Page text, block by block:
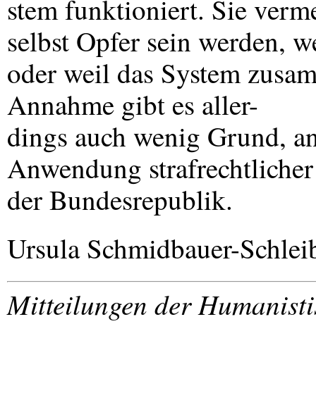
stem funktioniert. Sie
selbst Opfer sein werden,
oder weil das System
Annahme gibt es aller-
dings auch wenig Grund,
Anwendung
der Bundesrepublik.
Ursula Schmidbauer-
Mitteilungen der